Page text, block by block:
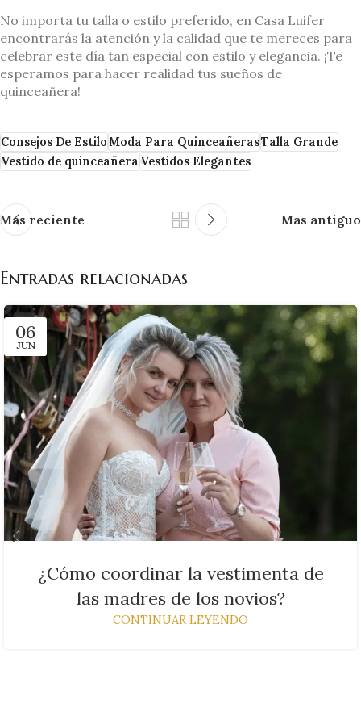
No importa tu talla o estilo preferido, en Casa Luifer
encontrarás la atención y la calidad que te mereces para
celebrar este día tan especial con estilo y elegancia. ¡Te
esperamos para hacer realidad tus sueños de
quinceañera!
Consejos De EstiloModa Para QuinceañerasTalla Grande
Vestido de quinceañeraVestidos Elegantes
Mas reciente Mas antiguo
Entradas relacionadas
06
JUN
¿Cómo coordinar la vestimenta de
las madres de los novios?
CONTINUAR LEYENDO